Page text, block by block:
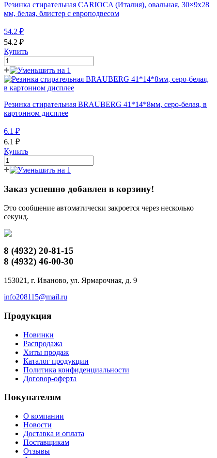
Резинка стирательная CARIOCA (Италия), овальная, 30×9х28
мм, белая, блистер с европодвесом
54.2 ₽
54.2 ₽
Купить
Резинка стирательная BRAUBERG 41*14*8мм, серо-белая, в
картонном дисплее
6.1 ₽
6.1 ₽
Купить
Заказ успешно добавлен в корзину!
Это сообщение автоматически закроется через несколько
секунд.
8 (4932) 20-81-15
8 (4932) 46-00-30
153021, г. Иваново, ул. Ярмарочная, д. 9
info208115@mail.ru
Продукция
Новинки
Распродажа
Хиты продаж
Каталог продукции
Политика конфиденциальности
Договор-оферта
Покупателям
О компании
Новости
Доставка и оплата
Поставщикам
Отзывы